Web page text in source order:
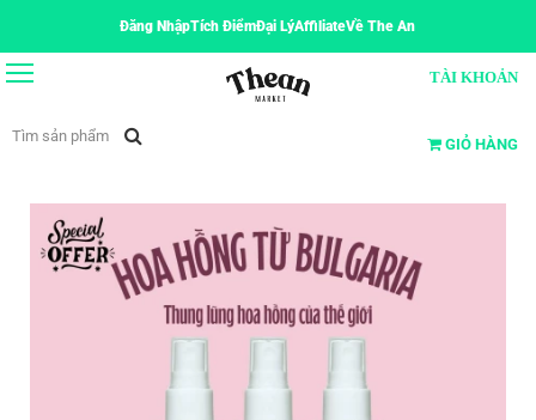
Đăng NhậpTích ĐiểmĐại LýAffiliateVề The An
TÀI KHOẢN
GIỎ HÀNG